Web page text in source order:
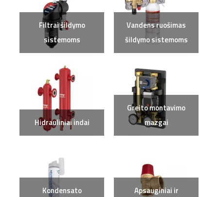
Filtrai šildymo
sistemoms
Vandens ruošimas
šildymo sistemoms
Hidrauliniai indai
Greito montavimo
mazgai
Kondensato
Apsauginiai ir